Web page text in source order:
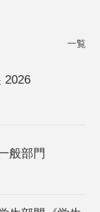
一覧
2026
般部門